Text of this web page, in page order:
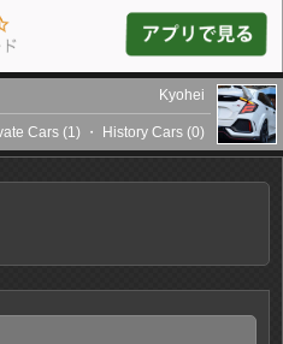
Kyohei
Cars (1) ・ History Cars (0)